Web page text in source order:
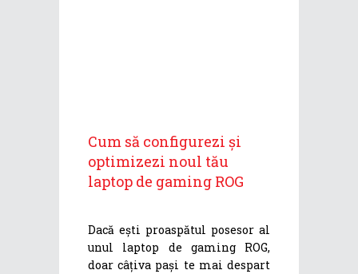
Cum să configurezi și
optimizezi noul tău
laptop de gaming ROG
Dacă ești proaspătul posesor al
unul laptop de gaming ROG,
doar câțiva pași te mai despart